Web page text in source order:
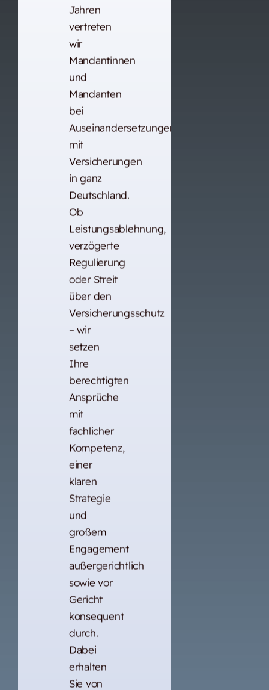
Jahren
vertreten
wir
Mandantinnen
und
Mandanten
bei
Auseinandersetzungen
mit
Versicherungen
in ganz
Deutschland.
Ob
Leistungsablehnung,
verzögerte
Regulierung
oder Streit
über den
Versicherungsschutz
– wir
setzen
Ihre
berechtigten
Ansprüche
mit
fachlicher
Kompetenz,
einer
klaren
Strategie
und
großem
Engagement
außergerichtlich
sowie vor
Gericht
konsequent
durch.
Dabei
erhalten
Sie von